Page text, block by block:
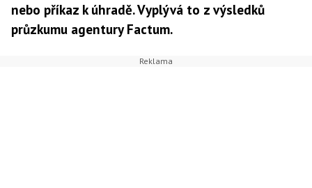
nebo příkaz k úhradě. Vyplývá to z výsledků
průzkumu agentury Factum.